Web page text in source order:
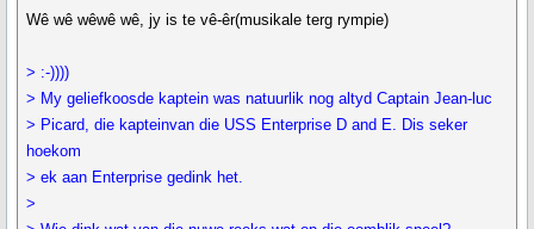
Wê wê wêwê wê, jy is te vê-êr(musikale terg rympie)
> :-))))
> My geliefkoosde kaptein was natuurlik nog altyd Captain Jean-luc
> Picard, die kapteinvan die USS Enterprise D and E. Dis seker
hoekom
> ek aan Enterprise gedink het.
>